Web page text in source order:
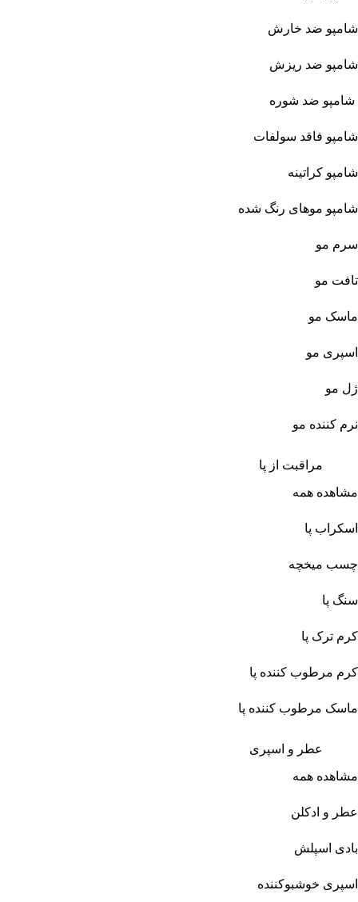
شامپو ضد خارش
شامپو ضد ریزش
شامپو ضد شوره
شامپو فاقد سولفات
شامپو کراتینه
شامپو موهای رنگ شده
سرم مو
تافت مو
ماسک مو
اسپری مو
ژل مو
نرم کننده مو
مراقبت از پا
مشاهده همه
اسکراب پا
چسب میخچه
سنگ پا
کرم ترک پا
کرم مرطوب کننده پا
ماسک مرطوب کننده پا
عطر و اسپری
مشاهده همه
عطر و ادکلن
بادی اسپلش
اسپری خوشبوکننده